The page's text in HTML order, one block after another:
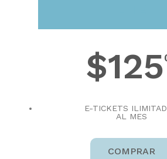
$125
E-TICKETS
AL MES
COMPRAR